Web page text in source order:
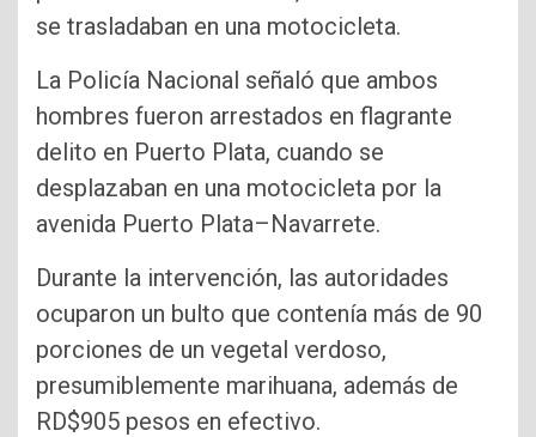
se trasladaban en una motocicleta.
La Policía Nacional señaló que ambos
hombres fueron arrestados en flagrante
delito en Puerto Plata, cuando se
desplazaban en una motocicleta por la
avenida Puerto Plata–Navarrete.
Durante la intervención, las autoridades
ocuparon un bulto que contenía más de 90
porciones de un vegetal verdoso,
presumiblemente marihuana, además de
RD$905 pesos en efectivo.